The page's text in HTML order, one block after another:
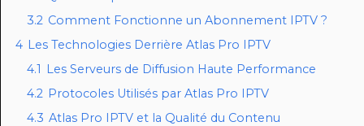
3.2 Comment Fonctionne un Abonnement IPTV ?
4 Les Technologies Derrière Atlas Pro IPTV
4.1 Les Serveurs de Diffusion Haute Performance
4.2 Protocoles Utilisés par Atlas Pro IPTV
4.3 Atlas Pro IPTV et la Qualité du Contenu